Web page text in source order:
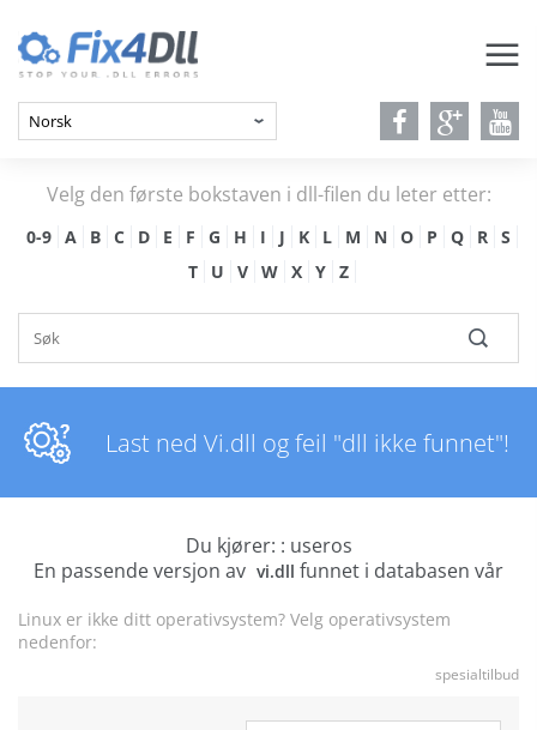
Velg den første bokstaven i dll-filen du leter etter:
0-9 A B C D E F G H I J K L M N O P Q R
S
T
U V W X Y Z
Last ned Vi.dll og feil "dll ikke funnet"!
Du kjører: : useros
En passende versjon av vi.dll funnet i databasen vår
Linux er ikke ditt operativsystem? Velg operativsystem
nedenfor:
spesialtilbud